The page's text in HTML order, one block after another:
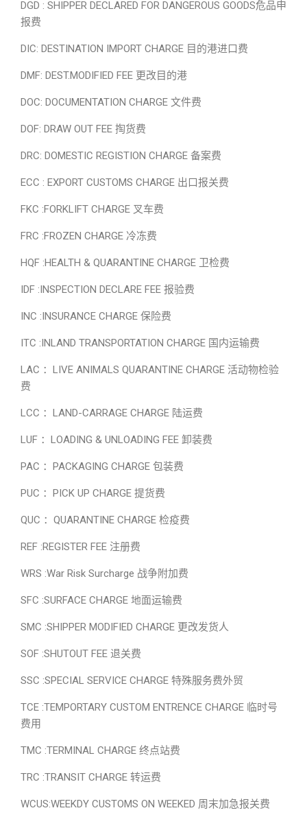
DGD : SHIPPER DECLARED FOR DANGEROUS GOODS危品申
报费
DIC: DESTINATION IMPORT CHARGE 目的港进口费
DMF: DEST.MODIFIED FEE 更改目的港
DOC: DOCUMENTATION CHARGE 文件费
DOF: DRAW OUT FEE 掏货费
DRC: DOMESTIC REGISTION CHARGE 备案费
ECC : EXPORT CUSTOMS CHARGE 出口报关费
FKC :FORKLIFT CHARGE 叉车费
FRC :FROZEN CHARGE 冷冻费
HQF :HEALTH & QUARANTINE CHARGE 卫检费
IDF :INSPECTION DECLARE FEE 报验费
INC :INSURANCE CHARGE 保险费
ITC :INLAND TRANSPORTATION CHARGE 国内运输费
LAC ：LIVE ANIMALS QUARANTINE CHARGE 活动物检验
费
LCC ：LAND-CARRAGE CHARGE 陆运费
LUF ：LOADING & UNLOADING FEE 卸装费
PAC ：PACKAGING CHARGE 包装费
PUC ：PICK UP CHARGE 提货费
QUC ：QUARANTINE CHARGE 检疫费
REF :REGISTER FEE 注册费
WRS :War Risk Surcharge 战争附加费
SFC :SURFACE CHARGE 地面运输费
SMC :SHIPPER MODIFIED CHARGE 更改发货人
SOF :SHUTOUT FEE 退关费
SSC :SPECIAL SERVICE CHARGE 特殊服务费外贸
TCE :TEMPORTARY CUSTOM ENTRENCE CHARGE 临时号
费用
TMC :TERMINAL CHARGE 终点站费
TRC :TRANSIT CHARGE 转运费
WCUS:WEEKDY CUSTOMS ON WEEKED 周末加急报关费